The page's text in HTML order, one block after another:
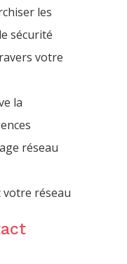
les
sécurité
votre
la
réseau
réseau